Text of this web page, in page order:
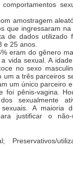
amostragem
que ingressaram
de dados utilizado
e 25 anos.
eram do gênero
vida sexual. A
no sexo
a três parceiros
um único parceiro
foi pênis-vagina.
sexualmente
A maioria
justificar o
Preservativos/